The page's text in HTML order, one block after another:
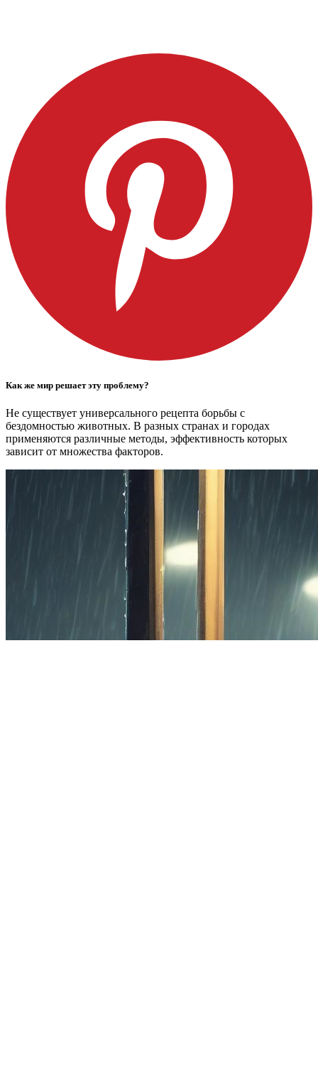
Как же мир решает эту проблему?
Не существует универсального рецепта борьбы с
бездомностью животных. В разных странах и городах
применяются различные методы, эффективность которых
зависит от множества факторов.